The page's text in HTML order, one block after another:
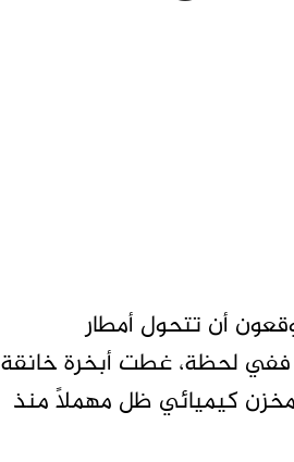
أن تتحول أمطار
ففي لحظة، غطت أبخرة خانقة
مخزن كيميائي ظل مهملًا منذ